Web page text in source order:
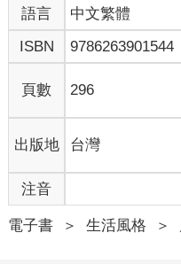
一開始坐著火車北上時，心
打包回家了吧！」畢竟參加
也是一直輸球，我們去打應
抱著什麼期待，但至少我們
為什麼會覺得上台北就要
子》這部七年級的電影很紅
人在台北吃麥當勞的時候，
究竟是什麼滋味。聽我這麼
這麼單純。
在沒有網路，也沒有手機
語言 中文繁體
ISBN
9786263901544
頁數 296
出版地 台灣
注音
電子書 ＞ 生活風格 ＞